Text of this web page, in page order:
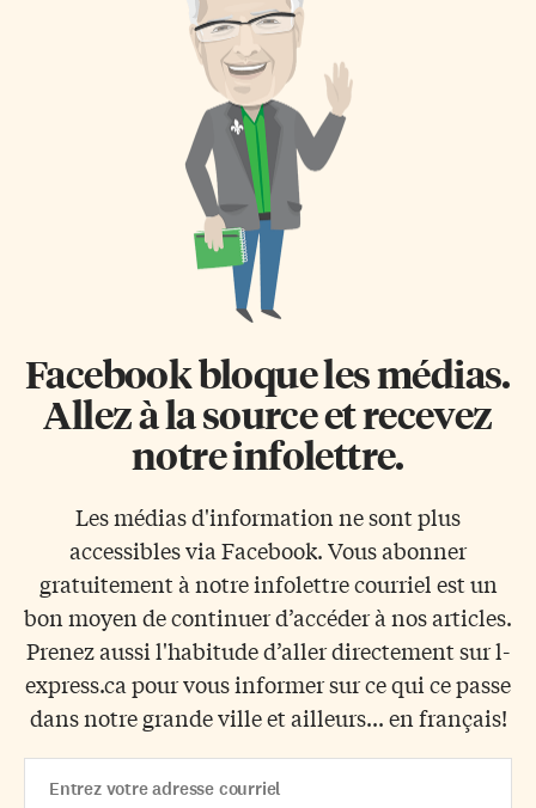
Facebook bloque les médias.
Allez à la source et recevez
notre infolettre.
Les médias d'information ne sont plus
accessibles via Facebook. Vous abonner
gratuitement à notre infolettre courriel est un
bon moyen de continuer d’accéder à nos articles.
Prenez aussi l'habitude d’aller directement sur l-
express.ca pour vous informer sur ce qui ce passe
dans notre grande ville et ailleurs... en français!
Address